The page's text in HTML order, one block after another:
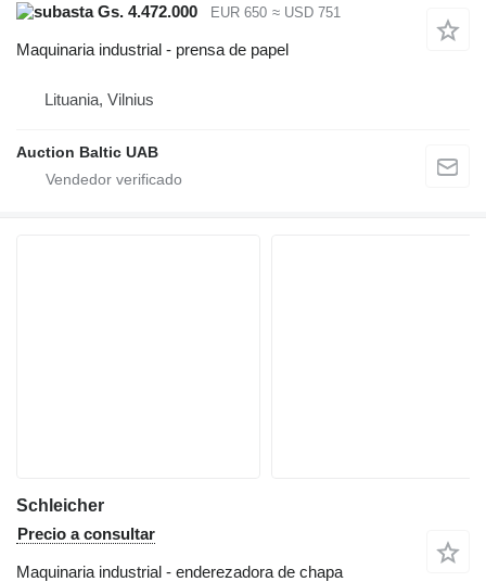
Gs. 4.472.000
EUR 650 ≈ USD 751
Maquinaria industrial - prensa de papel
Lituania, Vilnius
Auction Baltic UAB
Schleicher
Precio a consultar
Maquinaria industrial - enderezadora de chapa